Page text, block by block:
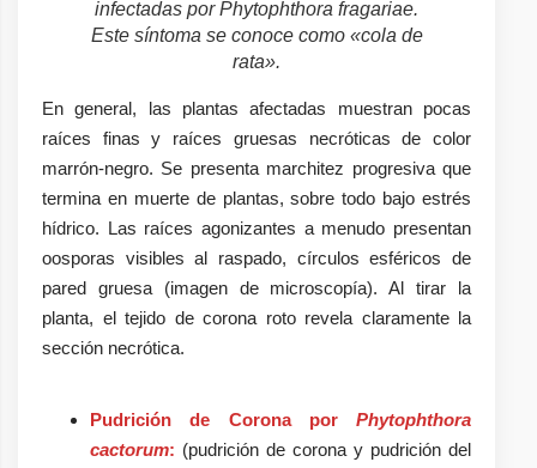
infectadas por Phytophthora fragariae.
Este síntoma se conoce como «cola de
rata».
En general, las plantas afectadas muestran pocas
raíces finas y raíces gruesas necróticas de color
marrón-negro. Se presenta marchitez progresiva que
termina en muerte de plantas, sobre todo bajo estrés
hídrico. Las raíces agonizantes a menudo presentan
oosporas visibles al raspado, círculos esféricos de
pared gruesa (imagen de microscopía). Al tirar la
planta, el tejido de corona roto revela claramente la
sección necrótica.
Pudrición de Corona por Phytophthora
cactorum: (pudrición de corona y pudrición del